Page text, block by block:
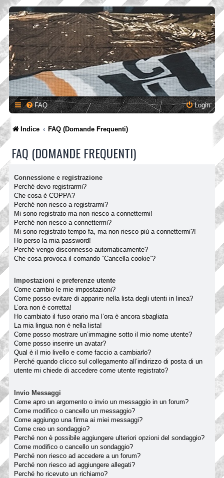
FAQ Login
Indice FAQ (Domande Frequenti)
FAQ (DOMANDE FREQUENTI)
Connessione e registrazione
Perché devo registrarmi?
Che cosa è COPPA?
Perché non riesco a registrarmi?
Mi sono registrato ma non riesco a connettermi!
Perché non riesco a connettermi?
Mi sono registrato tempo fa, ma non riesco più a connettermi?!
Ho perso la mia password!
Perché vengo disconnesso automaticamente?
Che cosa provoca il comando “Cancella cookie”?
Impostazioni e preferenze utente
Come cambio le mie impostazioni?
Come posso evitare di apparire nella lista degli utenti in linea?
L’ora non è corretta!
Ho cambiato il fuso orario ma l’ora è ancora sbagliata
La mia lingua non è nella lista!
Come posso mostrare un’immagine sotto il mio nome utente?
Come posso inserire un avatar?
Qual è il mio livello e come faccio a cambiarlo?
Perché quando clicco sul collegamento all’indirizzo di posta di un
utente mi chiede di accedere come utente registrato?
Invio Messaggi
Come apro un argomento o invio un messaggio in un forum?
Come modifico o cancello un messaggio?
Come aggiungo una firma ai miei messaggi?
Come creo un sondaggio?
Perché non è possibile aggiungere ulteriori opzioni del sondaggio?
Come modifico o cancello un sondaggio?
Perché non riesco ad accedere a un forum?
Perché non riesco ad aggiungere allegati?
Perché ho ricevuto un richiamo?